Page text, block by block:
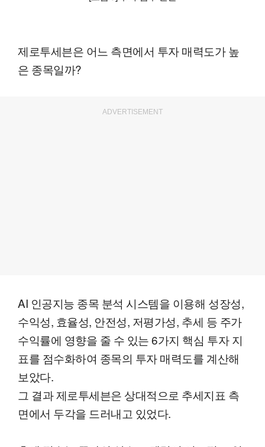
제로투세븐은 어느 측면에서 투자 매력도가 높
은 종목일까?
ADVERTISEMENT
AI 인공지능 종목 분석 시스템을 이용해 성장성,
수익성, 효율성, 안전성, 저평가성, 추세 등 주가
수익률에 영향을 줄 수 있는 6가지 핵심 투자 지
표를 점수화하여 종목의 투자 매력도를 계산해
보았다.
그 결과 제로투세븐은 상대적으로 추세지표 측
면에서 두각을 드러내고 있었다.